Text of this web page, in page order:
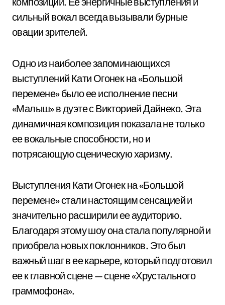
сильный вокал всегда вызывали бурные
овации зрителей.
Одно из наиболее запоминающихся
выступлений Кати Огонек на «Большой
перемене» было ее исполнение песни
«Малыш» в дуэте с Викторией Дайнеко. Эта
динамичная композиция показала не только
ее вокальные способности, но и
потрясающую сценическую харизму.
Выступления Кати Огонек на «Большой
перемене» стали настоящим сенсацией и
значительно расширили ее аудиторию.
Благодаря этому шоу она стала популярной и
приобрела новых поклонников. Это был
важный шаг в ее карьере, который подготовил
ее к главной сцене — сцене «Хрустального
граммофона».